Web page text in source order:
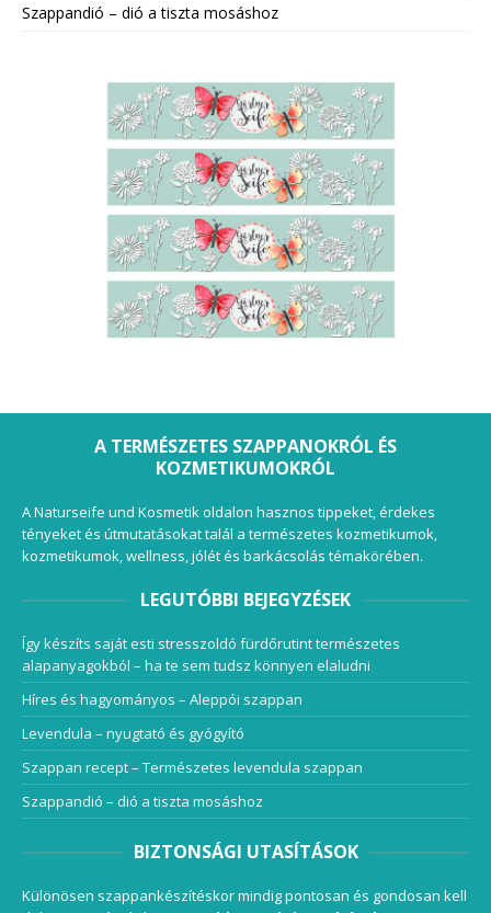
Szappandió – dió a tiszta mosáshoz
A TERMÉSZETES SZAPPANOKRÓL ÉS
KOZMETIKUMOKRÓL
A Naturseife und Kosmetik oldalon hasznos tippeket, érdekes
tényeket és útmutatásokat talál a természetes kozmetikumok,
kozmetikumok, wellness, jólét és barkácsolás témakörében.
LEGUTÓBBI BEJEGYZÉSEK
Így készíts saját esti stresszoldó fürdőrutint természetes
alapanyagokból – ha te sem tudsz könnyen elaludni
Híres és hagyományos – Aleppói szappan
Levendula – nyugtató és gyógyító
Szappan recept – Természetes levendula szappan
Szappandió – dió a tiszta mosáshoz
BIZTONSÁGI UTASÍTÁSOK
Különösen szappankészítéskor mindig pontosan és gondosan kell